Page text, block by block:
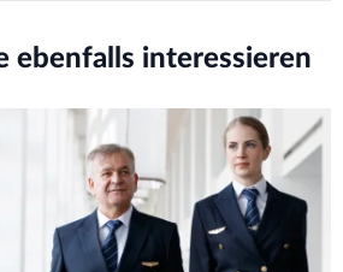
ebenfalls interessieren